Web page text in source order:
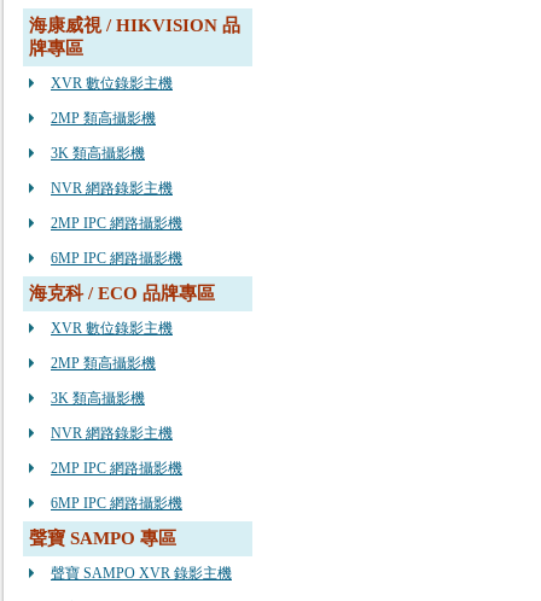
海康威視 / HIKVISION 品
牌專區
XVR 數位錄影主機
2MP 類高攝影機
3K 類高攝影機
NVR 網路錄影主機
2MP IPC 網路攝影機
6MP IPC 網路攝影機
海克科 / ECO 品牌專區
XVR 數位錄影主機
2MP 類高攝影機
3K 類高攝影機
NVR 網路錄影主機
2MP IPC 網路攝影機
6MP IPC 網路攝影機
聲寶 SAMPO 專區
聲寶 SAMPO XVR 錄影主機